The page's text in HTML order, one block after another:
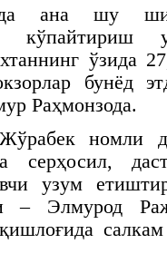
ана шу
ўзида
бунёд
Раҳмонзода.
номли
серҳосил,
узум
– Элмурод
салкам